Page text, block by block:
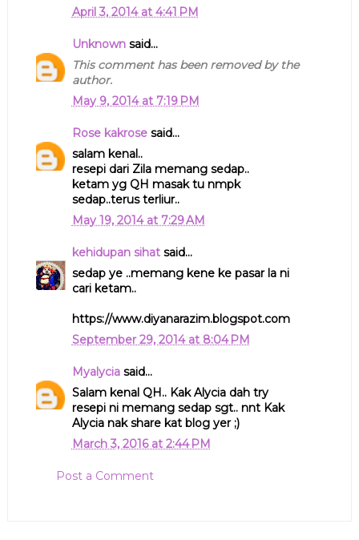
April 3, 2014 at 4:41 PM
Unknownsaid...
This comment has been removed by the
author.
May 9, 2014 at 7:19 PM
Rose kakrosesaid...
salam kenal..
resepi dari Zila memang sedap..
ketam yg QH masak tu nmpk
sedap..terus terliur..
May 19, 2014 at 7:29 AM
kehidupan sihatsaid...
sedap ye ..memang kene ke pasar la ni
cari ketam..
https://www.diyanarazim.blogspot.com
September 29, 2014 at 8:04 PM
Myalyciasaid...
Salam kenal QH.. Kak Alycia dah try
resepi ni memang sedap sgt.. nnt Kak
Alycia nak share kat blog yer ;)
March 3, 2016 at 2:44 PM
Post a Comment